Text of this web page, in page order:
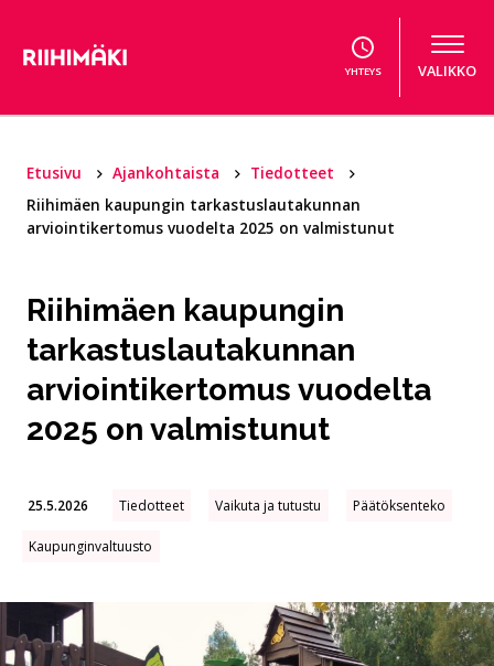
YHTEYS VALIKKO
Etusivu Ajankohtaista
Tiedotteet
Riihimäen kaupungin tarkastuslautakunnan
arviointikertomus vuodelta 2025 on valmistunut
Riihimäen kaupungin
tarkastuslautakunnan
arviointikertomus vuodelta
2025 on valmistunut
25.5.2026 Tiedotteet Vaikuta ja tutustu Päätöksenteko
Kaupunginvaltuusto